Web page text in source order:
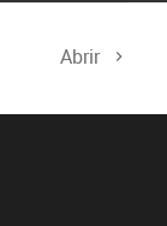
Abrir